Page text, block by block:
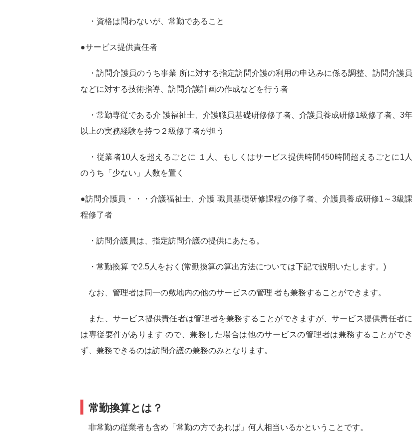
・資格は問わないが、常勤であること
●サービス提供責任者
・訪問介護員のうち事業 所に対する指定訪問介護の利用の申込みに係る調整、訪問介護員
などに対する技術指導、訪問介護計画の作成などを行う者
・常勤専従である介 護福祉士、介護職員基礎研修修了者、介護員養成研修1級修了者、3年
以上の実務経験を持つ２級修了者が担う
・従業者10人を超えるごとに １人、もしくはサービス提供時間450時間超えるごとに1人
のうち「少ない」人数を置く
●訪問介護員・・・介護福祉士、介護 職員基礎研修課程の修了者、介護員養成研修1～3級課
程修了者
・訪問介護員は、指定訪問介護の提供にあたる。
・常勤換算 で2.5人をおく(常勤換算の算出方法については下記で説明いたします。)
なお、管理者は同一の敷地内の他のサービスの管理 者も兼務することができます。
また、サービス提供責任者は管理者を兼務することができますが、サービス提供責任者に
は専従要件があります ので、兼務した場合は他のサービスの管理者は兼務することができ
ず、兼務できるのは訪問介護の兼務のみとなります。
常勤換算とは？
非常勤の従業者も含め「常勤の方であれば」何人相当いるかということです。